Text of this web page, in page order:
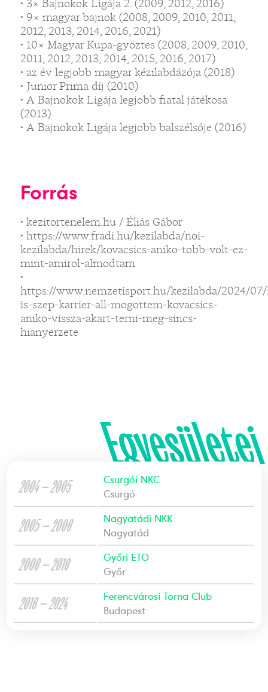
• 3× Bajnokok Ligája 2. (2009, 2012, 2016)
• 9× magyar bajnok (2008, 2009, 2010, 2011,
2012, 2013, 2014, 2016, 2021)
• 10× Magyar Kupa-győztes (2008, 2009, 2010,
2011, 2012, 2013, 2014, 2015, 2016, 2017)
• az év legjobb magyar kézilabdázója (2018)
• Junior Prima díj (2010)
• A Bajnokok Ligája legjobb fiatal játékosa
(2013)
• A Bajnokok Ligája legjobb balszélsője (2016)
Forrás
• kezitortenelem.hu / Éliás Gábor
• https://www.fradi.hu/kezilabda/noi-
kezilabda/hirek/kovacsics-aniko-tobb-volt-ez-
mint-amirol-almodtam
•
https://www.nemzetisport.hu/kezilabda/2024/
is-szep-karrier-all-mogottem-kovacsics-
aniko-vissza-akart-terni-meg-sincs-
hianyerzete
Egyesületei
2004 — 2005
Csurgói NKC
Csurgó
2005 — 2006
Nagyatádi NKK
Nagyatád
2006 — 2016
Győri ETO
Győr
2016 — 2024
Ferencvárosi Torna Club
Budapest